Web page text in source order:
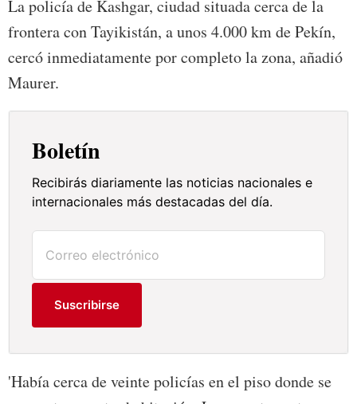
La policía de Kashgar, ciudad situada cerca de la
frontera con Tayikistán, a unos 4.000 km de Pekín,
cercó inmediatamente por completo la zona, añadió
Maurer.
Boletín
Recibirás diariamente las noticias nacionales e
internacionales más destacadas del día.
Suscribirse
'Había cerca de veinte policías en el piso donde se